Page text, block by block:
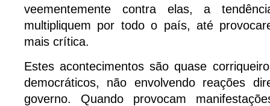
veementemente contra elas, a
multipliquem por todo o país, até
mais crítica.
Estes acontecimentos são quase
democráticos, não envolvendo reações
governo. Quando provocam